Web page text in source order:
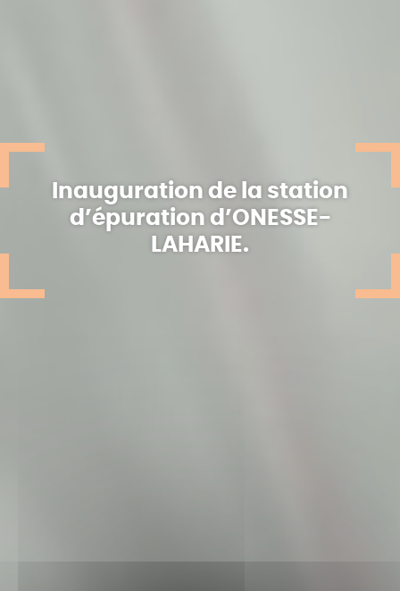
Inauguration de la station
d’épuration d’ONESSE-
LAHARIE.